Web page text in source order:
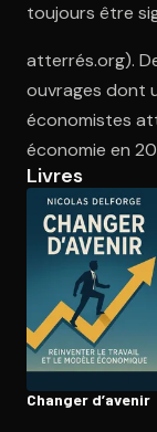
toujours être
atterrés.org).
ouvrages dont
économistes
économie en
Livres
Changer d’avenir